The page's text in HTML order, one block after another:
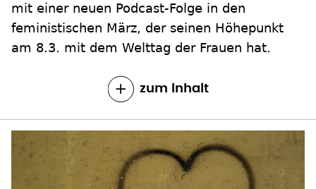
mit einer neuen Podcast-Folge in den
feministischen März, der seinen Höhepunkt
am 8.3. mit dem Welttag der Frauen hat.
zum Inhalt